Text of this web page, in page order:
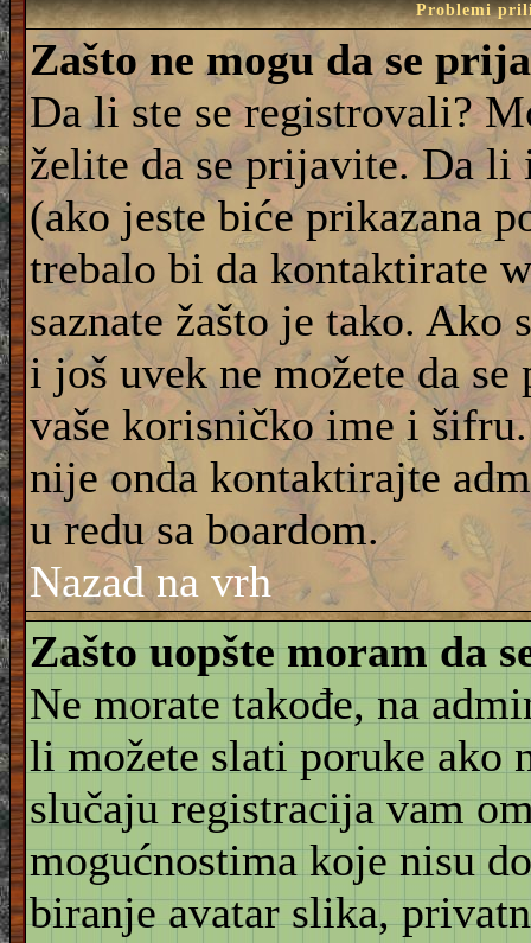
Problemi
Zašto ne mogu da se
Da li ste se registrovali?
želite da se prijavite. Da li
(ako jeste biće prikazana
trebalo bi da kontaktirate
saznate žašto je tako. Ako
i još uvek ne možete da
vaše korisničko ime i
nije onda kontaktirajte
u redu sa boardom.
Nazad na vrh
Zašto uopšte moram da
Ne morate takođe, na
li možete slati poruke ako
slučaju registracija vam
mogućnostima koje nisu
biranje avatar slika,